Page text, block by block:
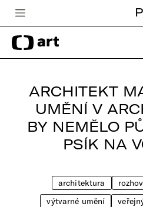
Česká televize
Zpravodajství
iVysílání
TV program
Vše o ČT
ARCHITEKT
UMĚNÍ V
BY NEMĚLO
PSÍK NA
architektura
výtvarné umění